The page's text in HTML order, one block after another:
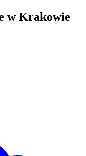
w Krakowie